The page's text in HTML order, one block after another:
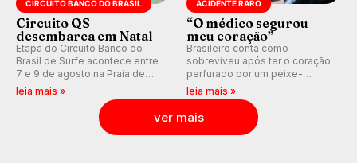
CIRCUITO BANCO DO BRASIL
Circuito QS
desembarca em Natal
Etapa do Circuito Banco do
Brasil de Surfe acontece entre
7 e 9 de agosto na Praia de
Miami (RN), em disputas
válidas pelo Qualifying Series
(QS) 4.000 e pela corrida por
vagas no Challenger Series.
leia mais »
ACIDENTE RARO
“O médico segurou
meu coração”
Brasileiro conta como
sobreviveu após ter o coração
perfurado por um peixe-
agulha enquanto surfava na
Costa Rica.
leia mais »
ver mais